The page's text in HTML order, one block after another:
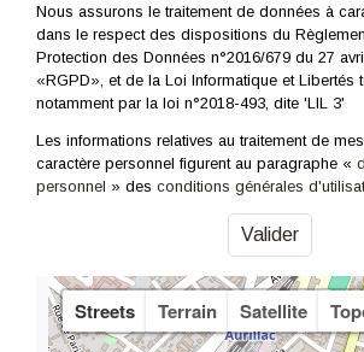
Nous assurons le traitement de données à
dans le respect des dispositions du
Protection des Données n°2016/679 du 27
«RGPD», et de la Loi Informatique et Libertés
notamment par la loi n°2018-493, dite 'LIL 3'
Les informations relatives au traitement de
caractère personnel figurent au paragraphe «
personnel » desconditions générales
Streets Terrain Satellite